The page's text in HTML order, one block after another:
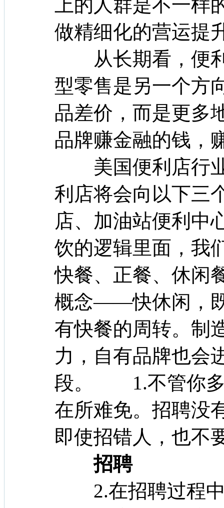
上的人群是不一样
做精细化的营运提
从长期看，便利
型零售是另一个方
品差价，而是更多
品牌赚金融的钱，
美国便利店行业
利店将会向以下
店、加油站便利中
饮的逻辑里面，我
快餐、正餐、休闲
概念——快休闲，
有快餐的周转。制
力，自有品牌也会
段。 1.不管你多
在所难免。招聘没
即使招错人，也不
招聘
2.在招聘过程中